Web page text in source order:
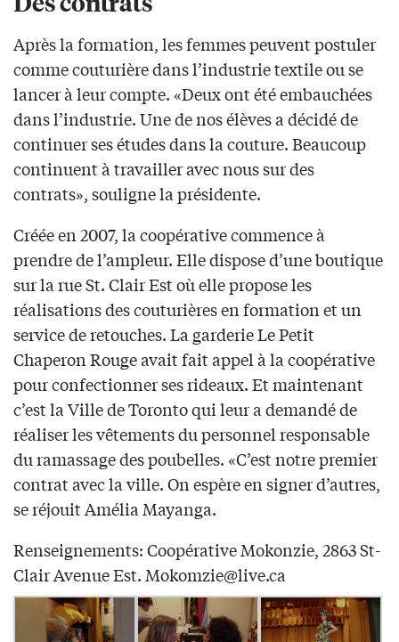
Après la formation, les femmes peuvent postuler
comme couturière dans l’industrie textile ou se
lancer à leur compte. «Deux ont été embauchées
dans l’industrie. Une de nos élèves a décidé de
continuer ses études dans la couture. Beaucoup
continuent à travailler avec nous sur des
contrats», souligne la présidente.
Créée en 2007, la coopérative commence à
prendre de l’ampleur. Elle dispose d’une boutique
sur la rue St. Clair Est où elle propose les
réalisations des couturières en formation et un
service de retouches. La garderie Le Petit
Chaperon Rouge avait fait appel à la coopérative
pour confectionner ses rideaux. Et maintenant
c’est la Ville de Toronto qui leur a demandé de
réaliser les vêtements du personnel responsable
du ramassage des poubelles. «C’est notre premier
contrat avec la ville. On espère en signer d’autres,
se réjouit Amélia Mayanga.
Renseignements: Coopérative Mokonzie, 2863 St-
Clair Avenue Est.Mokomzie@live.ca